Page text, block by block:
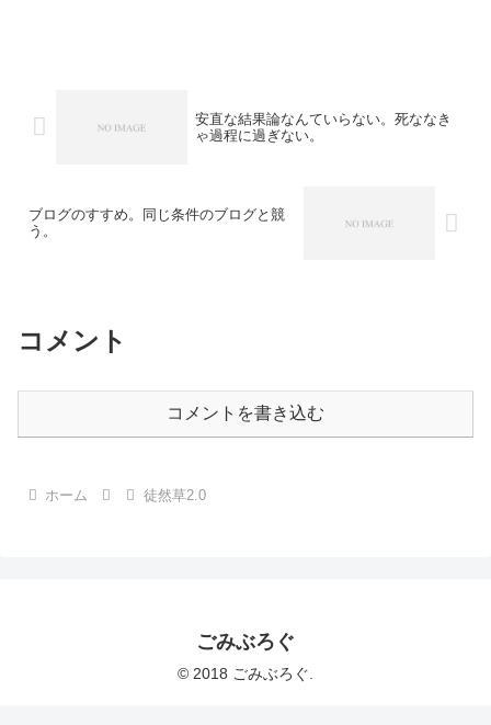
安直な結果論なんていらない。死ななき
ゃ過程に過ぎない。
ブログのすすめ。同じ条件のブログと競
う。
コメント
コメントを書き込む
ホーム 徒然草2.0
ごみぶろぐ
© 2018 ごみぶろぐ.